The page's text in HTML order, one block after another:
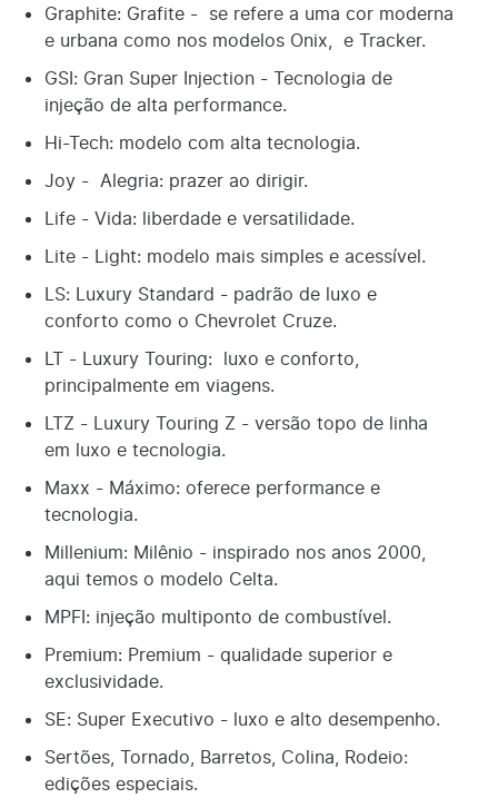
Graphite: Grafite - se refere a uma cor moderna
e urbana como nos modelos Onix, e Tracker.
GSI: Gran Super Injection - Tecnologia de
injeção de alta performance.
Hi-Tech: modelo com alta tecnologia.
Joy - Alegria: prazer ao dirigir.
Life - Vida: liberdade e versatilidade.
Lite - Light: modelo mais simples e acessível.
LS: Luxury Standard - padrão de luxo e
conforto como o Chevrolet Cruze.
LT - Luxury Touring: luxo e conforto,
principalmente em viagens.
LTZ - Luxury Touring Z - versão topo de linha
em luxo e tecnologia.
Maxx - Máximo: oferece performance e
tecnologia.
Millenium: Milênio - inspirado nos anos 2000,
aqui temos o modelo Celta.
MPFI: injeção multiponto de combustível.
Premium: Premium - qualidade superior e
exclusividade.
SE: Super Executivo - luxo e alto desempenho.
Sertões, Tornado, Barretos, Colina, Rodeio:
edições especiais.